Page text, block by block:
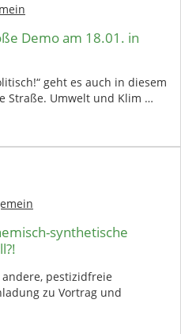
Demo am 18.01. in
geht es auch in diesem
Straße. Umwelt und Klim …
synthetische
pestizidfreie
zu Vortrag und